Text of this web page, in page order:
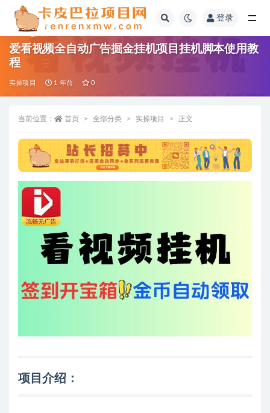
登录
爱看视频全自动广告掘金挂机项目挂机脚本使用教
程
实操项目 1 年前 0
当前位置： 首页 全部分类 实操项目 正文
项目介绍：
全部